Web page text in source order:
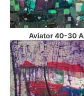
Aviator 40-30